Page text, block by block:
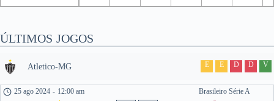
ÚLTIMOS JOGOS
Atletico-MG E E D D V
Brasileiro Série A
25 ago 2024 - 12:00 am